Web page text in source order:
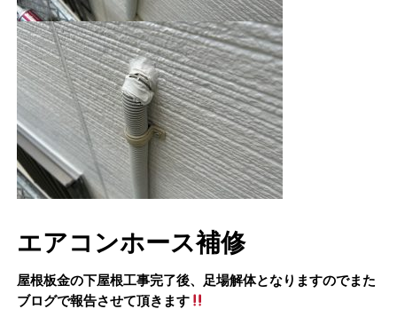
エアコンホース補修
屋根板金の下屋根工事完了後、足場解体となりますのでまた
ブログで報告させて頂きます